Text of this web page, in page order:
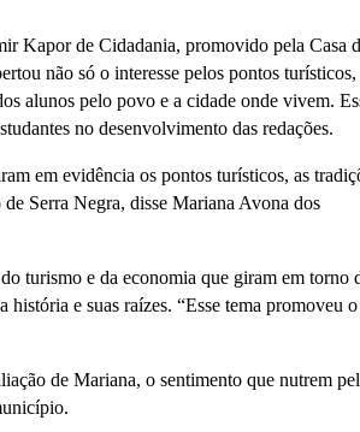
Kapor de Cidadania, promovido pela Casa
não só o interesse pelos pontos turísticos,
alunos pelo povo e a cidade onde vivem.
no desenvolvimento das redações.
em evidência os pontos turísticos, as
Serra Negra, disse Mariana Avona dos
turismo e da economia que giram em torno
e suas raízes. “Esse tema promoveu o
de Mariana, o sentimento que nutrem